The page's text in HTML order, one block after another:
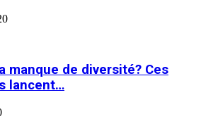
manque de diversité? Ces
lancent…